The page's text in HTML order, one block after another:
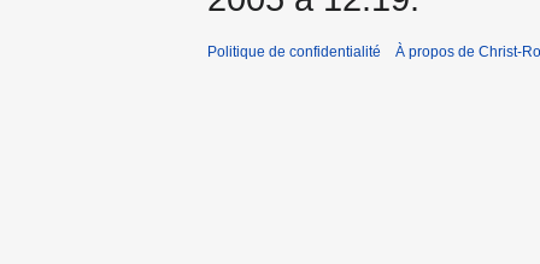
Politique de confidentialité À propos de Christ-